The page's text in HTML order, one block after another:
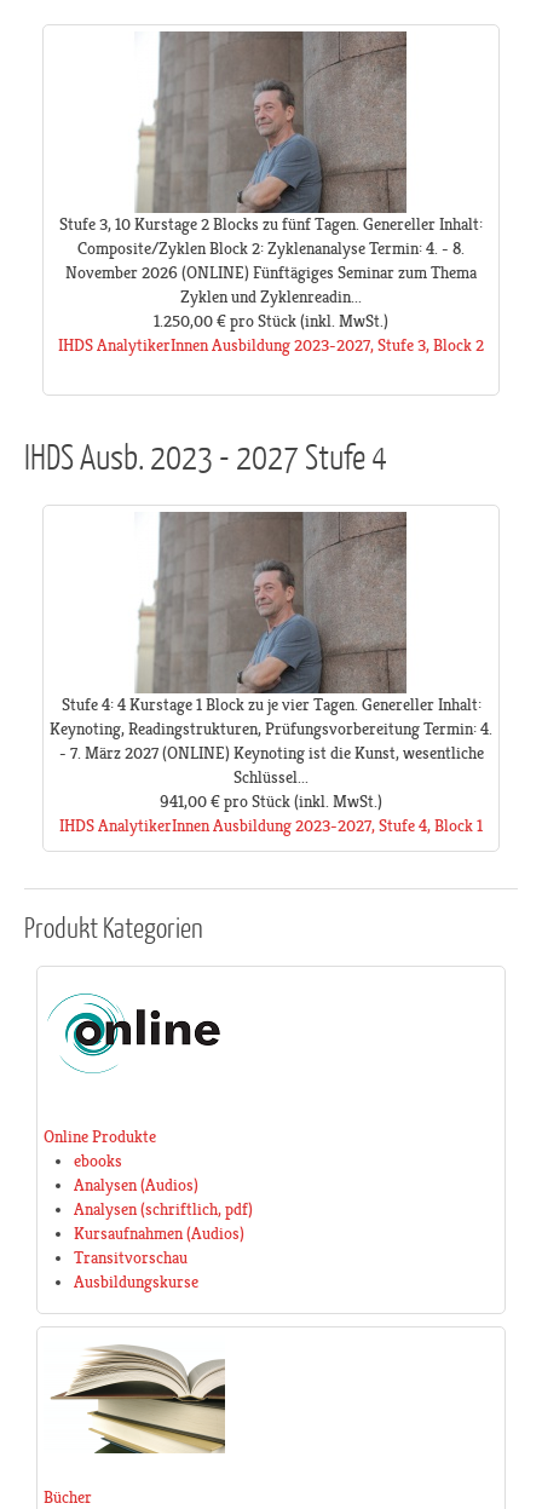
Stufe 3, 10 Kurstage 2 Blocks zu fünf Tagen. Genereller Inhalt:
Composite/Zyklen Block 2: Zyklenanalyse Termin: 4. - 8.
November 2026 (ONLINE) Fünftägiges Seminar zum Thema
Zyklen und Zyklenreadin...
1.250,00 €pro Stück(inkl. MwSt.)
IHDS AnalytikerInnen Ausbildung 2023-2027, Stufe 3, Block 2
IHDS Ausb. 2023 - 2027 Stufe 4
Stufe 4: 4 Kurstage 1 Block zu je vier Tagen. Genereller Inhalt:
Keynoting, Readingstrukturen, Prüfungsvorbereitung Termin: 4.
- 7. März 2027 (ONLINE) Keynoting ist die Kunst, wesentliche
Schlüssel...
941,00 €pro Stück(inkl. MwSt.)
IHDS AnalytikerInnen Ausbildung 2023-2027, Stufe 4, Block 1
ProduktKategorien
Online Produkte
ebooks
Analysen (Audios)
Analysen (schriftlich, pdf)
Kursaufnahmen (Audios)
Transitvorschau
Ausbildungskurse
Bücher